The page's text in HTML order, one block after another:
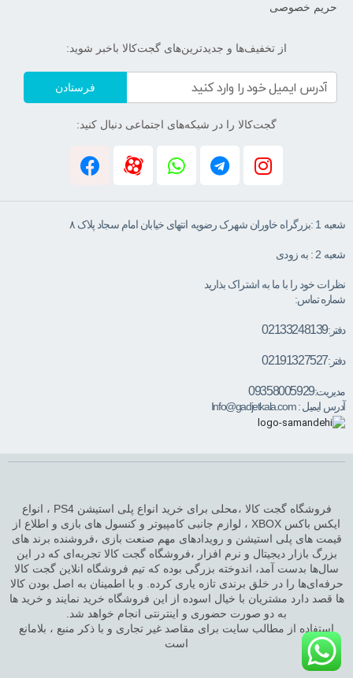
حریم خصوصی
از تخفیف‌ها و جدیدترین‌های گجت‌کالا باخبر شوید:
فرستادن
گجت‌کالا را در شبکه‌های اجتماعی دنبال کنید:
شعبه 1 :بزرگراه خاوران شهرک رضویه انتهای خیابان امام سجاد پلاک ۸
شعبه 2 : به زودی
نظرات خود را با ما به اشتراک بذارید
شماره تماس:
دفتر:02133248139
دفتر:02191327527
مدیریت:09358005929
آدرس ایمیل :Info@gadjetkala.com
فروشگاه گجت کالا ،محلی برای خرید انواع پلی استیشن PS4 ، انواع
ایکس باکس XBOX ، لوازم جانبی کامپیوتر و کنسول های بازی و اطلاع از
قیمت های پلی استیشن و رویدادهای مهم صنعت بازی ،فروشنده برند های
بزرگ بازار دیجیتال و نرم افزار ،فروشگاه گجت کالا تجربه‌ای که در این
سال‌ها بدست آمد، اندوخته بزرگی بوده که تیم فروشگاه انلاین گجت کالا
حرفه‌ای‌ها را در خلق برندی تازه یاری کرده. و با اطمینان به اصل بودن کالا
ها قصد دارد مشتریان با خیال اسوده از این فروشگاه خرید نمایند و خرید ها
به دو صورت حضوری و اینترنتی انجام خواهد شد.
استفاده از مطالب سایت برای مقاصد غیر تجاری و با ذکر منبع ، بلامانع
است